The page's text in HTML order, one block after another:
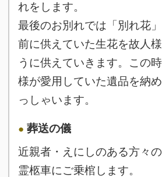
れをします。
最後のお別れでは「別れ花
前に供えていた生花を故人
うに供えていきます。この
様が愛用していた遺品を納
っしゃいます。
葬送の儀
近親者・えにしのある方々の
霊柩車にご乗棺します。